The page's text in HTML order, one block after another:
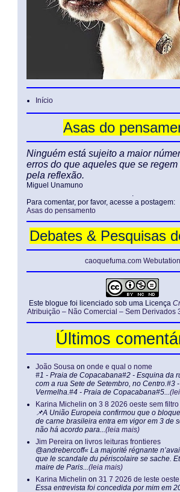
Início
Asas do
Ninguém está sujeito a maior
erros do que aqueles que se
pela reflexão.
Miguel Unamuno
.
Para comentar, por favor, acesse a postagem:
Asas do pensamento
Debates & Pesquisas
caoquefuma.com Webutation
Este blogue foi licenciado sob uma Licença
Atribuição – Não Comercial – Sem Derivados
Últimos
João Sousa on onde e qual o nome
#1 - Praia de Copacabana#2 - Esquina da
com a rua Sete de Setembro, no Centro.#3
Vermelha.#4 - Praia de Copacabana#5...
Karina Michelin on 3 8 2026 oeste sem
📌A União Europeia confirmou que o
de carne brasileira entra em vigor em 3 de
não há acordo para...(leia mais)
Jim Pereira on livros leituras frontieres
@andrebercoff« La majorité régnante
que le scandale du périscolaire se sache.
maire de Paris...(leia mais)
Karina Michelin on 31 7 2026 de leste
Essa entrevista foi concedida por mim em